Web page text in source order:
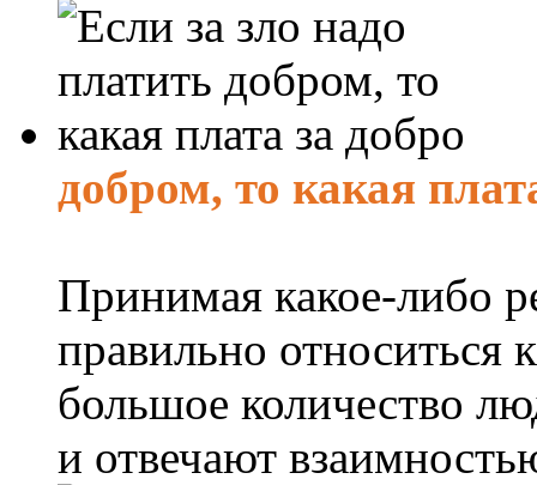
добром, то какая
Принимая какое-либо
правильно относиться
большое количество
и отвечают